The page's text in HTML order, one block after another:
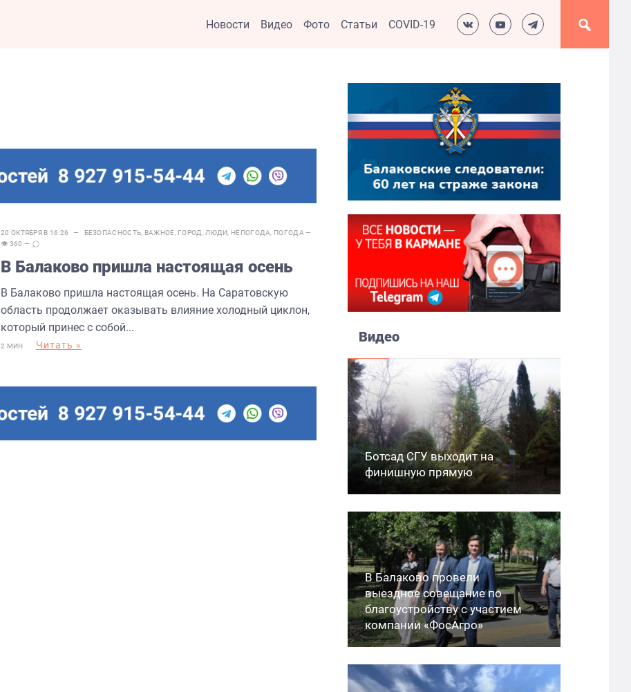
Новости Видео Фото Статьи COVID-19
20 ОКТЯБРЯ В 16:26 — БЕЗОПАСНОСТЬ ВАЖНОЕ ГОРОД ЛЮДИ НЕПОГОДА ПОГОДА —
👁 360 —
В Балаково пришла настоящая осень
В Балаково пришла настоящая осень. На Саратовскую
область продолжает оказывать влияние холодный циклон,
который принес с собой...
2 МИН Читать » Видео
Ботсад СГУ выходит на
финишную прямую
В Балаково провели
выездное совещание по
благоустройству с участием
компании «ФосАгро»